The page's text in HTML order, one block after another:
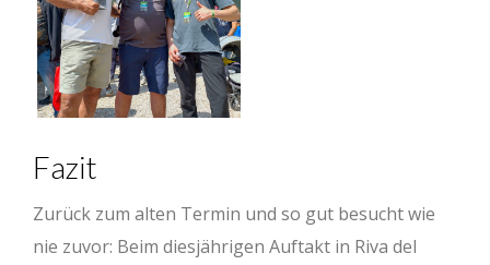
Fazit
Zurück zum alten Termin und so gut besucht wie
nie zuvor: Beim diesjährigen Auftakt in Riva del